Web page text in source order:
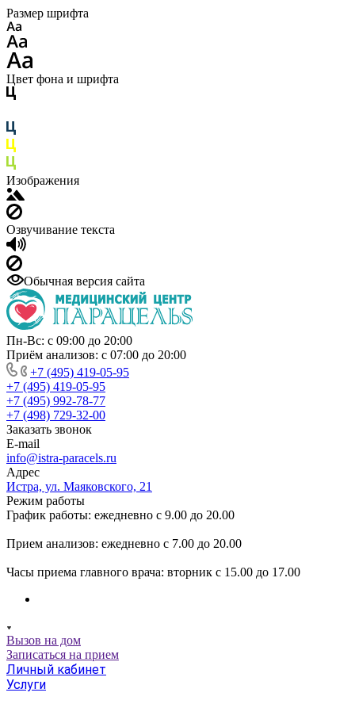
Размер шрифта
Цвет фона и шрифта
Изображения
Озвучивание текста
Обычная версия сайта
Пн-Вс: с 09:00 до 20:00
Приём анализов: с 07:00 до 20:00
+7 (495) 419-05-95
+7 (495) 419-05-95
+7 (495) 992-78-77
+7 (498) 729-32-00
Заказать звонок
E-mail
info@istra-paracels.ru
Адрес
Истра, ул. Маяковского, 21
Режим работы
График работы: ежедневно с 9.00 до 20.00
Прием анализов: ежедневно с 7.00 до 20.00
Часы приема главного врача: вторник с 15.00 до 17.00
Вызов на дом
Записаться на прием
Личный кабинет
Услуги